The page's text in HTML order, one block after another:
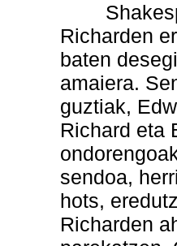
Richarden
baten
amaiera.
guztiak,
Richard eta
sendoa,
hots,
Richarden